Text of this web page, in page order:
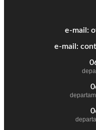
e-mail:
e-mail: